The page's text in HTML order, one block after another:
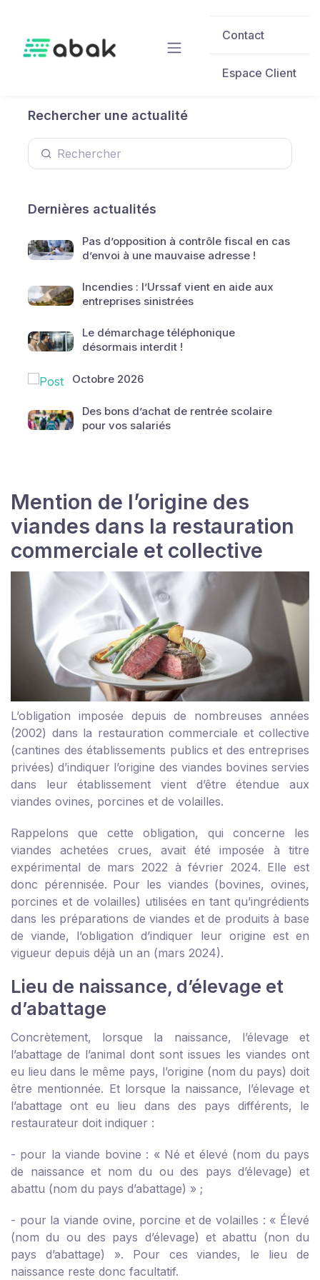
Contact
Espace Client
Rechercher une actualité
Dernières actualités
Pas d’opposition à contrôle fiscal en cas
d’envoi à une mauvaise adresse !
Incendies : l’Urssaf vient en aide aux
entreprises sinistrées
Le démarchage téléphonique
désormais interdit !
Octobre 2026
Des bons d’achat de rentrée scolaire
pour vos salariés
Mention de l’origine des
viandes dans la restauration
commerciale et collective
L’obligation imposée depuis de nombreuses années
(2002) dans la restauration commerciale et collective
(cantines des établissements publics et des entreprises
privées) d’indiquer l’origine des viandes bovines servies
dans leur établissement vient d’être étendue aux
viandes ovines, porcines et de volailles.
Rappelons que cette obligation, qui concerne les
viandes achetées crues, avait été imposée à titre
expérimental de mars 2022 à février 2024. Elle est
donc pérennisée. Pour les viandes (bovines, ovines,
porcines et de volailles) utilisées en tant qu’ingrédients
dans les préparations de viandes et de produits à base
de viande, l’obligation d’indiquer leur origine est en
vigueur depuis déjà un an (mars 2024).
Lieu de naissance, d’élevage et
d’abattage
Concrètement, lorsque la naissance, l’élevage et
l’abattage de l’animal dont sont issues les viandes ont
eu lieu dans le même pays, l’origine (nom du pays) doit
être mentionnée. Et lorsque la naissance, l’élevage et
l’abattage ont eu lieu dans des pays différents, le
restaurateur doit indiquer :
- pour la viande bovine : « Né et élevé (nom du pays
de naissance et nom du ou des pays d’élevage) et
abattu (nom du pays d’abattage) » ;
- pour la viande ovine, porcine et de volailles : « Élevé
(nom du ou des pays d’élevage) et abattu (non du
pays d’abattage) ». Pour ces viandes, le lieu de
naissance reste donc facultatif.